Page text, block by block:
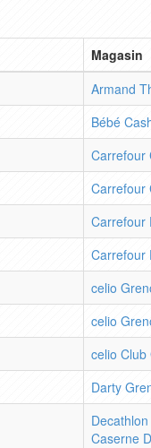
Magasin
Armand
Bébé
Carrefour
Carrefour
Carrefour
Carrefour
celio
celio
celio Club
Darty
Caserne